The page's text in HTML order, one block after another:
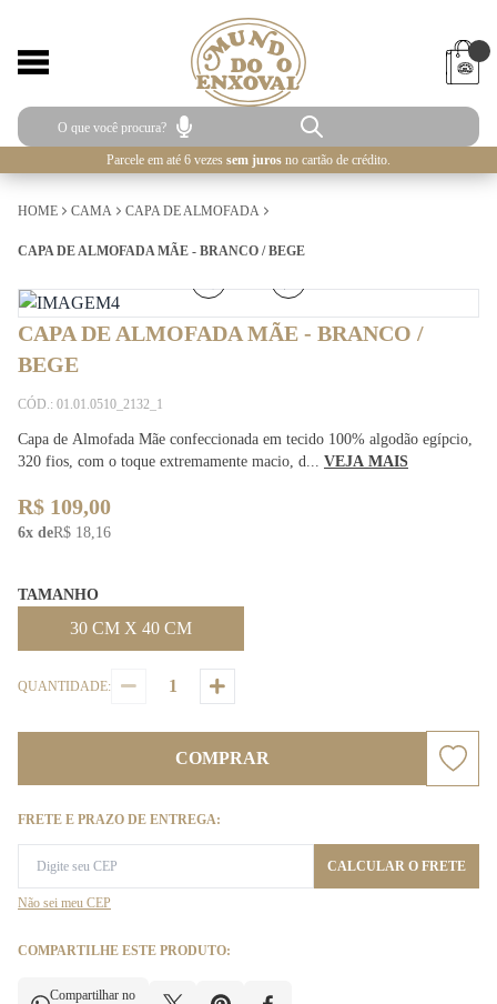
Parcele em até 6 vezes sem juros no cartão de crédito.
HOME CAMA CAPA DE ALMOFADA
CAPA DE ALMOFADA MÃE - BRANCO / BEGE
CAPA DE ALMOFADA MÃE - BRANCO /
BEGE
CÓD.: 01.01.0510_2132_1
Capa de Almofada Mãe confeccionada em tecido 100% algodão egípcio,
320 fios, com o toque extremamente macio, d... VEJA MAIS
R$ 109,00
6x deR$ 18,16
TAMANHO
30 CM X 40 CM
QUANTIDADE:
COMPRAR
FRETE E PRAZO DE ENTREGA:
CALCULAR O FRETE
Não sei meu CEP
COMPARTILHE ESTE PRODUTO:
Compartilhar no